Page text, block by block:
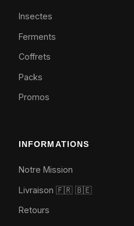
Insectes
Ferments
Coffrets
Packs
Promos
INFORMATIONS
Notre Mission
Livraison 🇫🇷 🇧🇪
Retours